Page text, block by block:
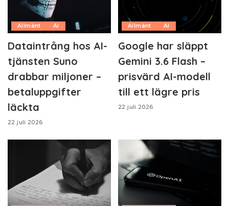
Allmänt AI
Dataintrång hos AI-
tjänsten Suno
drabbar miljoner –
betaluppgifter
läckta
22 juli 2026
Allmänt AI
Google har släppt
Gemini 3.6 Flash –
prisvärd AI-modell
till ett lägre pris
22 juli 2026